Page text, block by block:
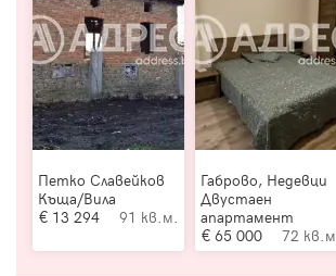
Петко Славейков
Къща/Вила
13 294
91 кв.м.
Габрово, Недевци
Двустаен
апартамент
65 000
72 кв.м.